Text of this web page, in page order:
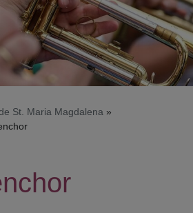
St. Maria Magdalena